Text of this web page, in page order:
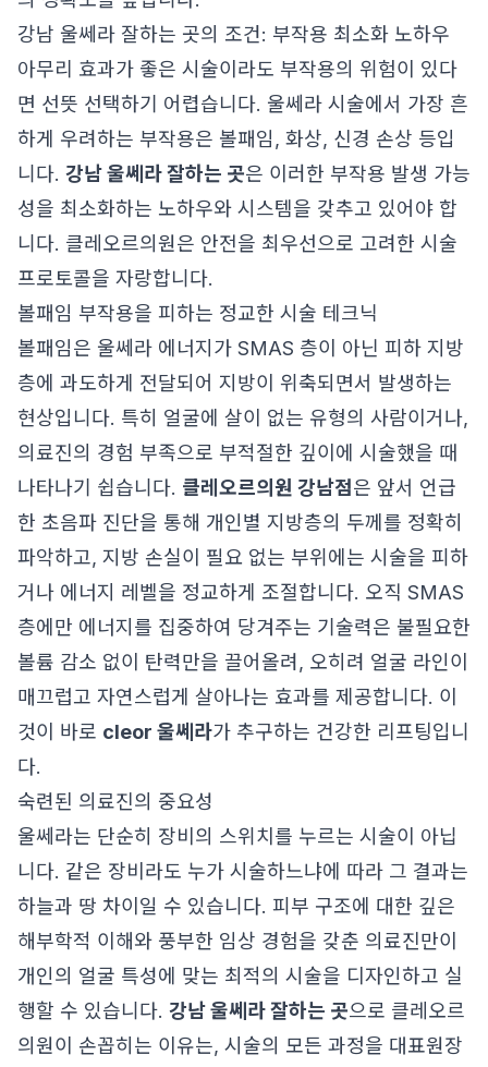
강남 울쎄라 잘하는 곳의 조건: 부작용 최소화 노하우
아무리 효과가 좋은 시술이라도 부작용의 위험이 있다
면 선뜻 선택하기 어렵습니다. 울쎄라 시술에서 가장 흔
하게 우려하는 부작용은 볼패임, 화상, 신경 손상 등입
니다. 강남 울쎄라 잘하는 곳은 이러한 부작용 발생 가능
성을 최소화하는 노하우와 시스템을 갖추고 있어야 합
니다. 클레오르의원은 안전을 최우선으로 고려한 시술
프로토콜을 자랑합니다.
볼패임 부작용을 피하는 정교한 시술 테크닉
볼패임은 울쎄라 에너지가 SMAS 층이 아닌 피하 지방
층에 과도하게 전달되어 지방이 위축되면서 발생하는
현상입니다. 특히 얼굴에 살이 없는 유형의 사람이거나,
의료진의 경험 부족으로 부적절한 깊이에 시술했을 때
나타나기 쉽습니다. 클레오르의원 강남점은 앞서 언급
한 초음파 진단을 통해 개인별 지방층의 두께를 정확히
파악하고, 지방 손실이 필요 없는 부위에는 시술을 피하
거나 에너지 레벨을 정교하게 조절합니다. 오직 SMAS
층에만 에너지를 집중하여 당겨주는 기술력은 불필요한
볼륨 감소 없이 탄력만을 끌어올려, 오히려 얼굴 라인이
매끄럽고 자연스럽게 살아나는 효과를 제공합니다. 이
것이 바로 cleor 울쎄라가 추구하는 건강한 리프팅입니
다.
숙련된 의료진의 중요성
울쎄라는 단순히 장비의 스위치를 누르는 시술이 아닙
니다. 같은 장비라도 누가 시술하느냐에 따라 그 결과는
하늘과 땅 차이일 수 있습니다. 피부 구조에 대한 깊은
해부학적 이해와 풍부한 임상 경험을 갖춘 의료진만이
개인의 얼굴 특성에 맞는 최적의 시술을 디자인하고 실
행할 수 있습니다. 강남 울쎄라 잘하는 곳으로 클레오르
의원이 손꼽히는 이유는, 시술의 모든 과정을 대표원장